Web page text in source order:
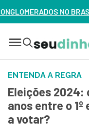
VEJA ERROS DE 3
ENTENDA A REGRA
Eleições 2024:
anos entre o
a votar?